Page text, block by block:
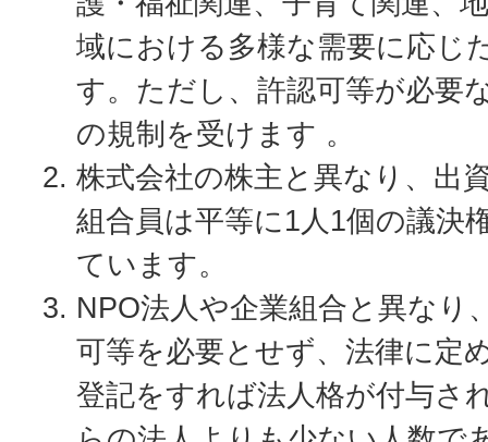
域における多様な需要に応じ
す。ただし、許認可等が必要
の規制を受けます 。
株式会社の株主と異なり、出
組合員は平等に1人1個の議決
ています。
NPO法人や企業組合と異なり
可等を必要とせず、法律に定
登記をすれば法人格が付与さ